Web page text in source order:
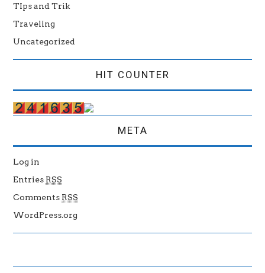
TIps and Trik
Traveling
Uncategorized
HIT COUNTER
META
Log in
Entries RSS
Comments RSS
WordPress.org